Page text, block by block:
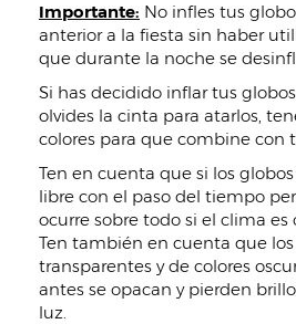
Importante: No infles tus
anterior a la fiesta sin haber
que durante la noche se
Si has decidido inflar tus
olvides la cinta para atarlos,
colores para que combine con
Ten en cuenta que si los
libre con el paso del tiempo
ocurre sobre todo si el clima es
Ten también en cuenta que
transparentes y de colores
antes se opacan y pierden
luz.